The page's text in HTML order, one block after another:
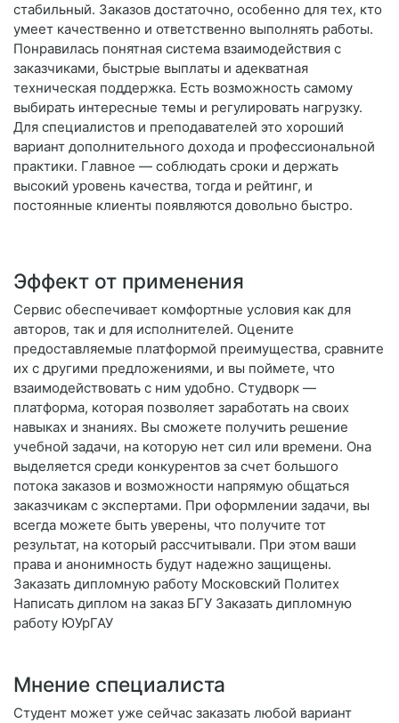
стабильный. Заказов достаточно, особенно для тех, кто
умеет качественно и ответственно выполнять работы.
Понравилась понятная система взаимодействия с
заказчиками, быстрые выплаты и адекватная
техническая поддержка. Есть возможность самому
выбирать интересные темы и регулировать нагрузку.
Для специалистов и преподавателей это хороший
вариант дополнительного дохода и профессиональной
практики. Главное — соблюдать сроки и держать
высокий уровень качества, тогда и рейтинг, и
постоянные клиенты появляются довольно быстро.
Эффект от применения
Сервис обеспечивает комфортные условия как для
авторов, так и для исполнителей. Оцените
предоставляемые платформой преимущества, сравните
их с другими предложениями, и вы поймете, что
взаимодействовать с ним удобно. Студворк —
платформа, которая позволяет заработать на своих
навыках и знаниях. Вы сможете получить решение
учебной задачи, на которую нет сил или времени. Она
выделяется среди конкурентов за счет большого
потока заказов и возможности напрямую общаться
заказчикам с экспертами. При оформлении задачи, вы
всегда можете быть уверены, что получите тот
результат, на который рассчитывали. При этом ваши
права и анонимность будут надежно защищены.
Заказать дипломную работу Московский Политех
Написать диплом на заказ БГУ Заказать дипломную
работу ЮУрГАУ
Мнение специалиста
Студент может уже сейчас заказать любой вариант